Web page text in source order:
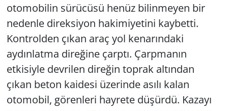
otomobilin sürücüsü henüz bilinmeyen bir
nedenle direksiyon hakimiyetini kaybetti.
Kontrolden çıkan araç yol kenarındaki
aydınlatma direğine çarptı. Çarpmanın
etkisiyle devrilen direğin toprak altından
çıkan beton kaidesi üzerinde asılı kalan
otomobil, görenleri hayrete düşürdü. Kazayı